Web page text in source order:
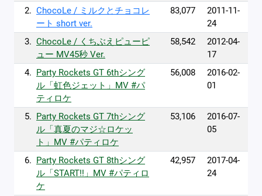
2. ChocoLe / ミルクとチョコレ
ート short ver.
83,077
2011-11-
24
3. ChocoLe / くちぶえピューピ
ュー MV45秒 Ver.
58,542
2012-04-
17
4. Party Rockets GT 6thシング
ル「虹色ジェット」MV #パ
ティロケ
56,008
2016-02-
01
5. Party Rockets GT 7thシング
ル「真夏のマジ☆ロケッ
ト」MV #パティロケ
53,106
2016-07-
05
6. Party Rockets GT 8thシング
ル「START!!」MV #パティロ
ケ
42,957
2017-04-
24